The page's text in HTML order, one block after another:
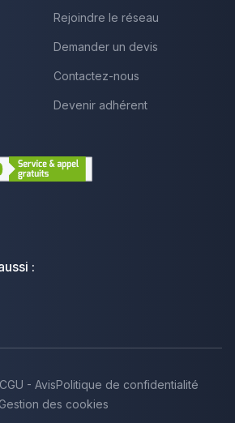
Rejoindre le réseau
Demander un devis
Contactez-nous
Devenir adhérent
:
CGU - AvisPolitique de confidentialité
Gestion des cookies